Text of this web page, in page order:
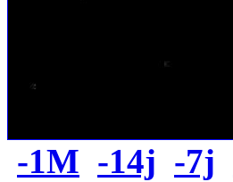
-1M -14j -7j